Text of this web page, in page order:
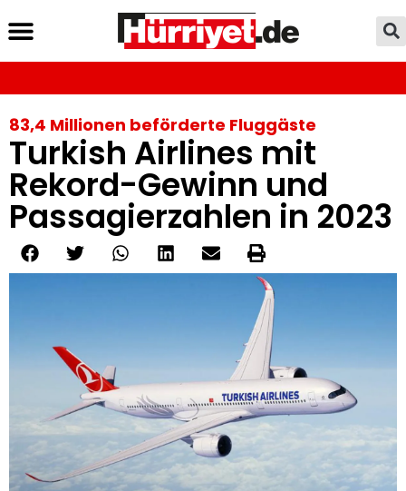
83,4 Millionen beförderte Fluggäste
Turkish Airlines mit
Rekord-Gewinn und
Passagierzahlen in 2023